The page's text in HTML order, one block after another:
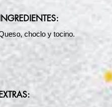
choclo y tocino.